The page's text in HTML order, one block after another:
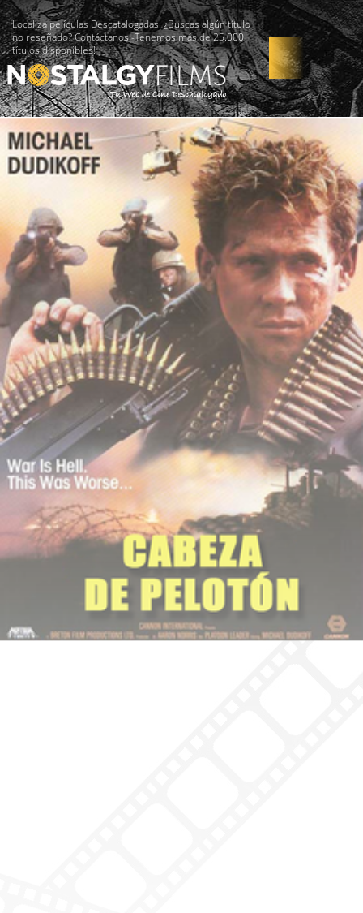
Localiza películas Descatalogadas. ¿Buscas algún título
no reseñado? Contáctanos -Tenemos más de 25.000
títulos disponibles!